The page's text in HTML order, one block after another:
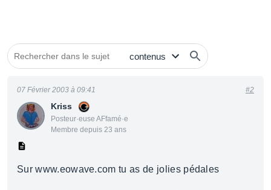
Kriss
Posteur·euse AFfamé·e
Membre depuis 23 ans
07 Février 2003 à 09:41 #2
Sur www.eowave.com tu as de jolies pédales